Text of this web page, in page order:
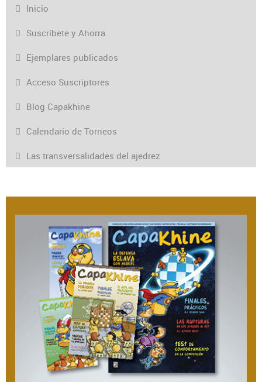
Inicio
Suscríbete y Ahorra
Ejemplares publicados
Acceso Suscriptores
Blog Capakhine
Calendario de Torneos
Las transversalidades del ajedrez